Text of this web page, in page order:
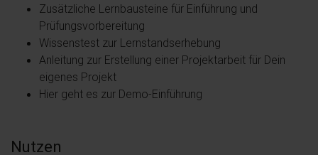
Zusätzliche Lernbausteine für Einführung und
Prüfungsvorbereitung
Wissenstest zur Lernstandserhebung
Anleitung zur Erstellung einer Projektarbeit für Dein
eigenes Projekt
Hier geht es zur Demo-Einführung
Nutzen